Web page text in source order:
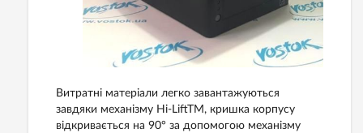
Витратні матеріали легко завантажуються
завдяки механізму Hi-LiftTM, кришка корпусу
відкривається на 90° за допомогою механізму